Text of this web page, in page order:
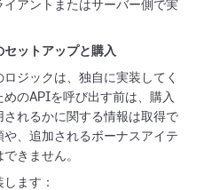
アントまたはサーバー側で実
ットアップと購入
ジックは、独自に実装してく
のAPIを呼び出す前は、購入
れるかに関する情報は取得で
、追加されるボーナスアイテ
きません。
ます：